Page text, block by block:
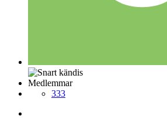
Medlemmar
333